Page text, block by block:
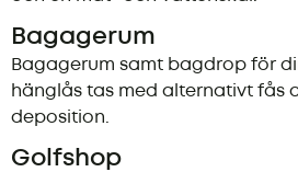
Bagagerum
Bagagerum samt bagdrop för
hänglås tas med alternativt fås
deposition.
Golfshop